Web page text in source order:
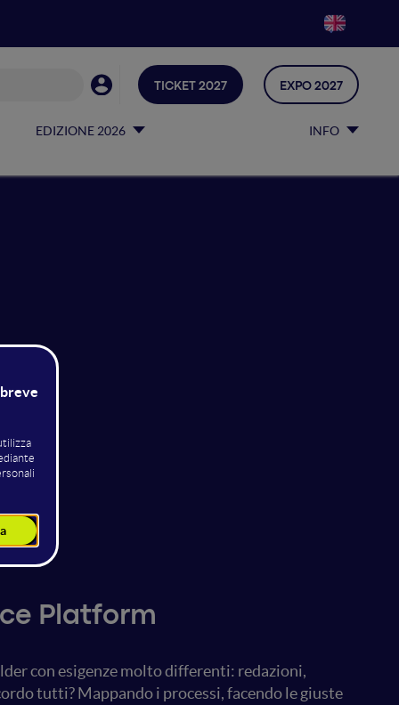
EDIZIONE 2026 INFO
TICKET 2027 EXPO 2027
Platform
con esigenze molto differenti: redazioni,
tutti? Mappando i processi, facendo le giuste